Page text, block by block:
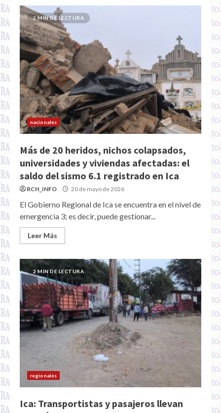
2 MIN DE LECTURA
nacionales
Más de 20 heridos, nichos colapsados,
universidades y viviendas afectadas: el
saldo del sismo 6.1 registrado en Ica
RCH_INFO 20 de mayo de 2026
El Gobierno Regional de Ica se encuentra en el nivel de
emergencia 3; es decir, puede gestionar...
Leer Más
2 MIN DE LECTURA
regionales
Ica: Transportistas y pasajeros llevan